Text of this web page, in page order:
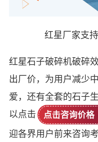
红星厂家支
红星石子破碎机破碎
出厂价，为用户减少
爱，还有全套的石子
以点击
点击咨询价格
迎各界用户前来咨询考